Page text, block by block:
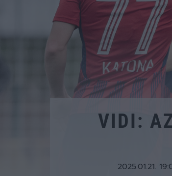
VIDI:
2025.01.21.